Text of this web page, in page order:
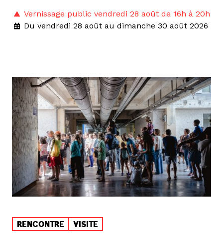
Vernissage public vendredi 28 août de 16h à 20h
Du vendredi 28 août au dimanche 30 août 2026
RENCONTRE VISITE